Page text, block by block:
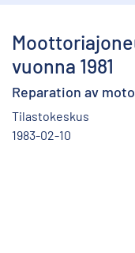
vuonna 1981
Reparation av
Tilastokeskus
1983-02-10